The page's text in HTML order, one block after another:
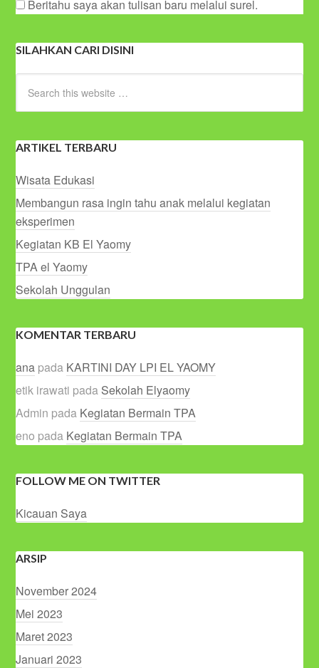
Beritahu saya akan tulisan baru melalui surel.
SILAHKAN CARI DISINI
ARTIKEL TERBARU
Wisata Edukasi
Membangun rasa ingin tahu anak melalui kegiatan
eksperimen
Kegiatan KB El Yaomy
TPA el Yaomy
Sekolah Unggulan
KOMENTAR TERBARU
ana pada KARTINI DAY LPI EL YAOMY
etik irawati pada Sekolah Elyaomy
Admin pada Kegiatan Bermain TPA
eno pada Kegiatan Bermain TPA
FOLLOW ME ON TWITTER
Kicauan Saya
ARSIP
November 2024
Mei 2023
Maret 2023
Januari 2023